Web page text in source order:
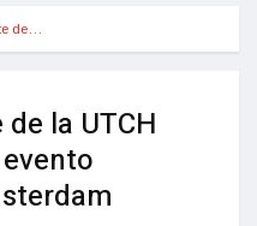
de…
la UTCH